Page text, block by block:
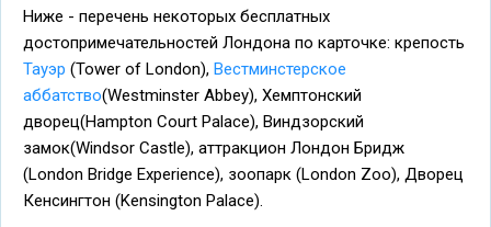
Ниже - перечень некоторых бесплатных
достопримечательностей Лондона по карточке: крепость
Тауэр (Tower of London), Вестминстерское
аббатство(Westminster Abbey), Хемптонский
дворец(Hampton Court Palace), Виндзорский
замок(Windsor Castle), аттракцион Лондон Бридж
(London Bridge Experience), зоопарк (London Zoo), Дворец
Кенсингтон (Kensington Palace).